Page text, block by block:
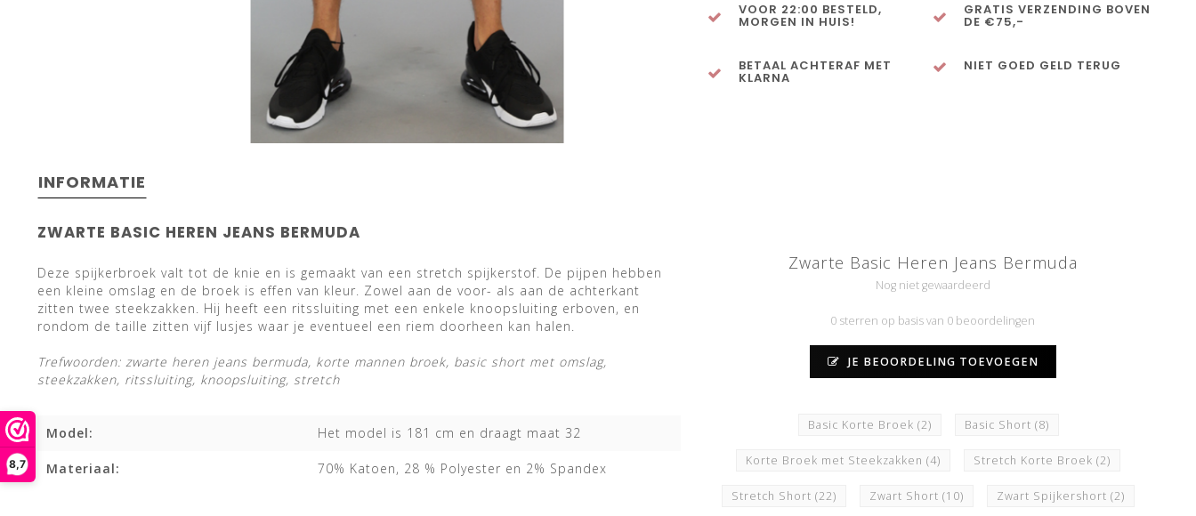
8,7
VOOR 22:00 BESTELD,
MORGEN IN HUIS!
GRATIS VERZENDING BOVEN
DE €75,-
BETAAL ACHTERAF MET
KLARNA
NIET GOED GELD TERUG
INFORMATIE
ZWARTE BASIC HEREN JEANS BERMUDA
Deze spijkerbroek valt tot de knie en is gemaakt van een stretch spijkerstof. De pijpen hebben
een kleine omslag en de broek is effen van kleur. Zowel aan de voor- als aan de achterkant
zitten twee steekzakken. Hij heeft een ritssluiting met een enkele knoopsluiting erboven, en
rondom de taille zitten vijf lusjes waar je eventueel een riem doorheen kan halen.
Trefwoorden: zwarte heren jeans bermuda, korte mannen broek, basic short met omslag,
steekzakken, ritssluiting, knoopsluiting, stretch
Model: Het model is 181 cm en draagt maat 32
Materiaal: 70% Katoen, 28 % Polyester en 2% Spandex
Zwarte Basic Heren Jeans Bermuda
Nog niet gewaardeerd
0 sterren op basis van 0 beoordelingen
JE BEOORDELING TOEVOEGEN
Basic Korte Broek (2) Basic Short (8)
Korte Broek met Steekzakken(4) Stretch Korte Broek(2)
Stretch Short(22) Zwart Short(10) Zwart Spijkershort(2)